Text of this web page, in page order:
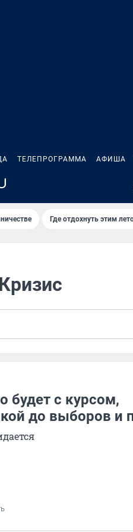
ТЕЛЕПРОГРАММА АФИША
Где отдохнуть этим
будет с курсом,
до выборов и